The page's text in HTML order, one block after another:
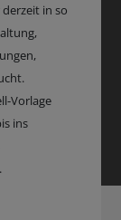
in so
Vorlage
ins